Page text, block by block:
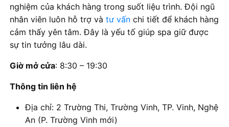
nghiệm của khách hàng trong suốt liệu trình. Đội ngũ
nhân viên luôn hỗ trợ và tư vấn chi tiết để khách hàng
cảm thấy yên tâm. Đây là yếu tố giúp spa giữ được
sự tin tưởng lâu dài.
Giờ mở cửa: 8:30 – 19:30
Thông tin liên hệ
Địa chỉ: 2 Trường Thi, Trường Vinh, TP. Vinh, Nghệ
An (P. Trường Vinh mới)